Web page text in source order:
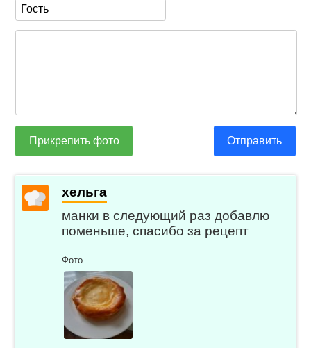
Прикрепить фото Отправить
хельга
манки в следующий раз добавлю
поменьше, спасибо за рецепт
Фото